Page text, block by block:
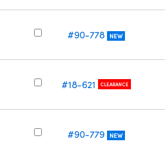
#90-778 NEW
#18-621 CLEARANCE
#90-779 NEW